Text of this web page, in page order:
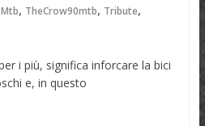
Mtb, TheCrow90mtb, Tribute,
i più, significa inforcare la bici
e, in questo